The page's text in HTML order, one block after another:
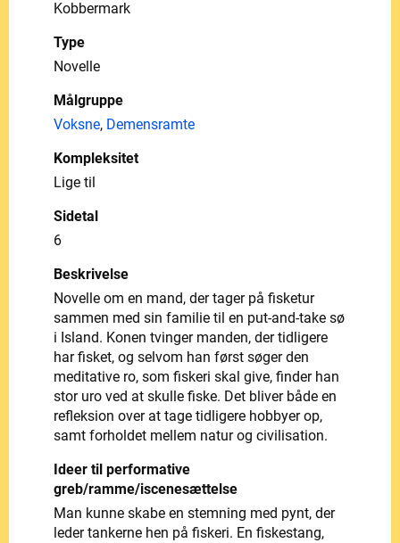
Kobbermark
Type
Novelle
Målgruppe
Voksne, Demensramte
Kompleksitet
Lige til
Sidetal
6
Beskrivelse
Novelle om en mand, der tager på fisketur
sammen med sin familie til en put-and-take sø
i Island. Konen tvinger manden, der tidligere
har fisket, og selvom han først søger den
meditative ro, som fiskeri skal give, finder han
stor uro ved at skulle fiske. Det bliver både en
refleksion over at tage tidligere hobbyer op,
samt forholdet mellem natur og civilisation.
Ideer til performative
greb/ramme/iscenesættelse
Man kunne skabe en stemning med pynt, der
leder tankerne hen på fiskeri. En fiskestang,